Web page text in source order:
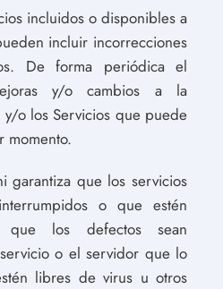
incluidos o disponibles a
incluir incorrecciones
De forma periódica el
y/o cambios a la
o los Servicios que puede
momento.
garantiza que los servicios
o que estén
los defectos sean
o el servidor que lo
libres de virus u otros